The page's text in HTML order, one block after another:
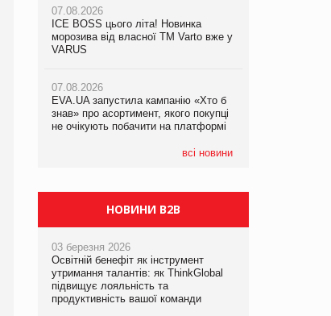
07.08.2026
ICE BOSS цього літа! Новинка
морозива від власної ТМ Varto вже у
VARUS
07.08.2026
EVA.UA запустила кампанію «Хто б
знав» про асортимент, якого покупці
не очікують побачити на платформі
всі новини
06.08.2026
Смачна новинка для хвостатих: у
VARUS з’явилися паучі Varto Paw
05.08.2026
Мережа супермаркетів VARUS купує
мережу магазинів формату
компанія налічуватиме 374 магазини
07.08.2026
Франція заборонила рекламні дзвінки
НОВИНИ B2B
03 березня 2026
Освітній бенефіт як інструмент
утримання талантів: як ThinkGlobal
підвищує лояльність та
продуктивність вашої команди